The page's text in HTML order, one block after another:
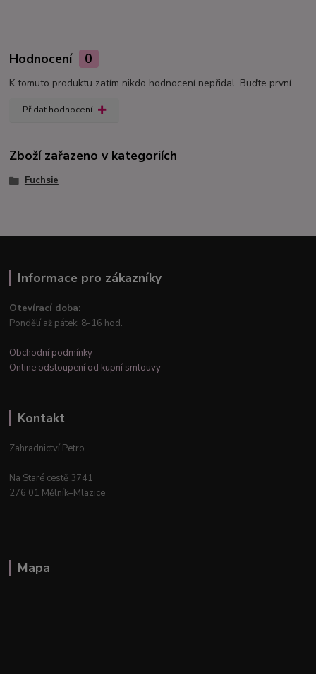
Hodnocení 0
K tomuto produktu zatím nikdo hodnocení nepřidal. Buďte první.
Přidat hodnocení
Zboží zařazeno v kategoriích
Fuchsie
Informace pro zákazníky
Otevírací doba:
Pondělí až pátek: 8-16 hod.
Obchodní podmínky
Online odstoupení od kupní smlouvy
Kontakt
Zahradnictví Petro
Na Staré cestě 3741
276 01 Mělník–Mlazice
Mapa